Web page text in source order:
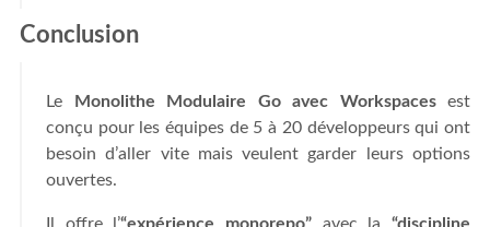
Conclusion
Le Monolithe Modulaire Go avec Workspacesest
conçu pour les équipes de 5 à 20 développeurs qui ont
besoin d’aller vite mais veulent garder leurs options
ouvertes.